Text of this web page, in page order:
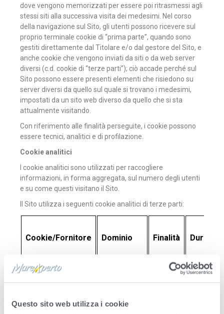
Questo sito web utilizza i cookie
dove vengono memorizzati per essere poi ritrasmessi agli
stessi siti alla successiva visita dei medesimi. Nel corso
della navigazione sul Sito, gli utenti possono ricevere sul
proprio terminale cookie di “prima parte”, quando sono
gestiti direttamente dal Titolare e/o dal gestore del Sito, e
anche cookie che vengono inviati da siti o da web server
diversi (c.d. cookie di “terze parti”); ciò accade perché sul
Sito possono essere presenti elementi che risiedono su
server diversi da quello sul quale si trovano i medesimi,
impostati da un sito web diverso da quello che si sta
attualmente visitando.
Con riferimento alle finalità perseguite, i cookie possono
essere tecnici, analitici e di profilazione.
Cookie analitici
I cookie analitici sono utilizzati per raccogliere
informazioni, in forma aggregata, sul numero degli utenti
e su come questi visitano il Sito.
Il Sito utilizza i seguenti cookie analitici di terze parti:
Cookie/Fornitore Dominio Finalità Durata
Google analytics